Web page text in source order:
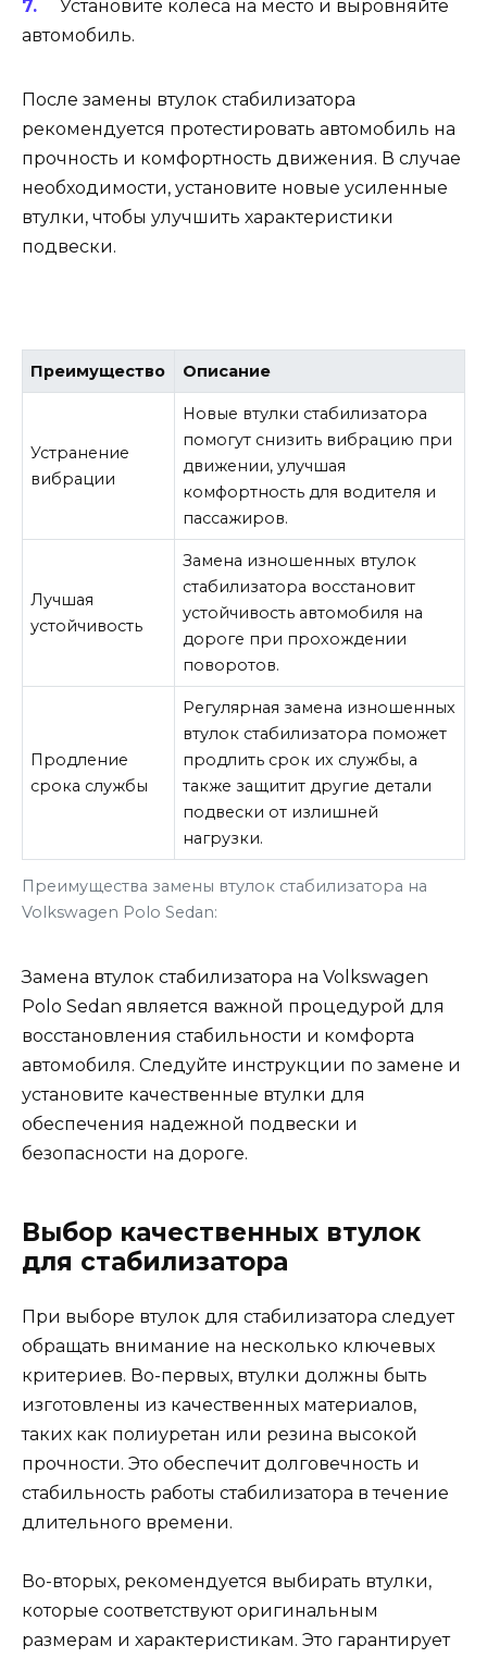
Установите колеса на место и выровняйте
автомобиль.
После замены втулок стабилизатора
рекомендуется протестировать автомобиль на
прочность и комфортность движения. В случае
необходимости, установите новые усиленные
втулки, чтобы улучшить характеристики
подвески.
Преимущества замены втулок стабилизатора на
Volkswagen Polo Sedan:
Преимущество Описание
Устранение
вибрации
Новые втулки стабилизатора
помогут снизить вибрацию при
движении, улучшая
комфортность для водителя и
пассажиров.
Лучшая
устойчивость
Замена изношенных втулок
стабилизатора восстановит
устойчивость автомобиля на
дороге при прохождении
поворотов.
Продление
срока службы
Регулярная замена изношенных
втулок стабилизатора поможет
продлить срок их службы, а
также защитит другие детали
подвески от излишней
нагрузки.
Замена втулок стабилизатора на Volkswagen
Polo Sedan является важной процедурой для
восстановления стабильности и комфорта
автомобиля. Следуйте инструкции по замене и
установите качественные втулки для
обеспечения надежной подвески и
безопасности на дороге.
Выбор качественных втулок
для стабилизатора
При выборе втулок для стабилизатора следует
обращать внимание на несколько ключевых
критериев. Во-первых, втулки должны быть
изготовлены из качественных материалов,
таких как полиуретан или резина высокой
прочности. Это обеспечит долговечность и
стабильность работы стабилизатора в течение
длительного времени.
Во-вторых, рекомендуется выбирать втулки,
которые соответствуют оригинальным
размерам и характеристикам. Это гарантирует